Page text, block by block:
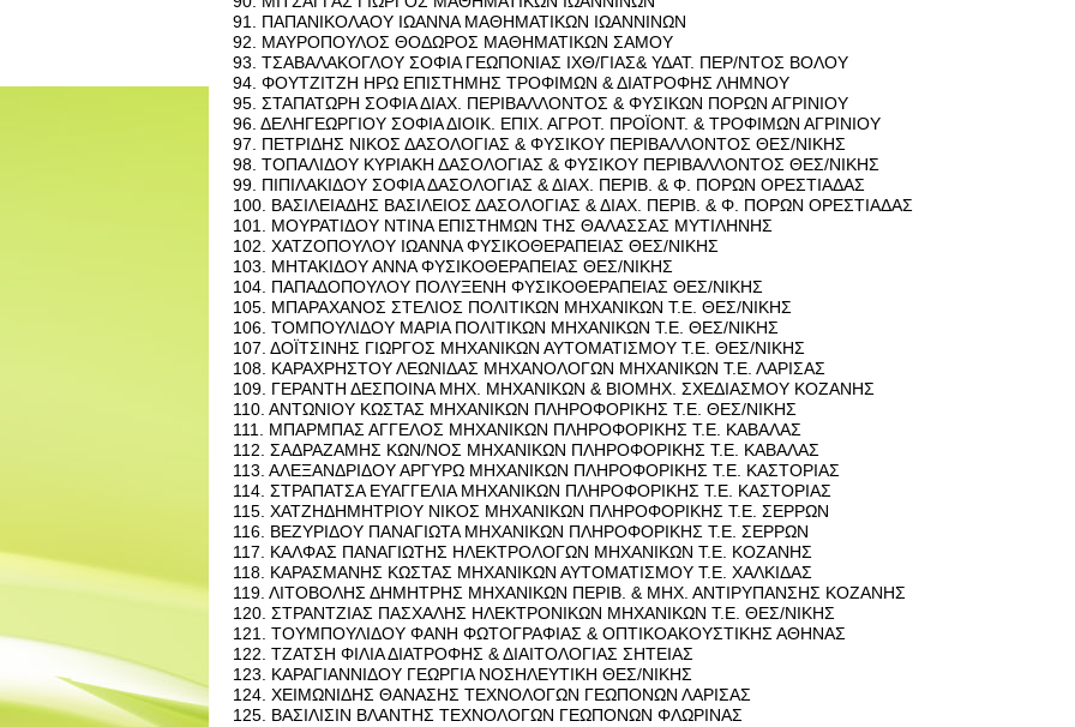
91. ΠΑ­ΠΑ­ΝΙ­ΚΟ­ΛΑ­ΟΥ ΙΩ­ΑΝ­ΝΑ ΜΑ­ΘΗ­ΜΑ­ΤΙ­ΚΩΝ ΙΩ­ΑΝ­ΝΙ­ΝΩΝ
92. ΜΑΥ­ΡΟ­ΠΟΥ­ΛΟΣ ΘΟ­ΔΩ­ΡΟΣ ΜΑ­ΘΗ­ΜΑ­ΤΙ­ΚΩΝ ΣΑΜΟΥ
93. ΤΣΑ­ΒΑ­ΛΑ­ΚΟ­ΓΛΟΥ ΣΟΦΙΑ ΓΕ­Ω­ΠΟ­ΝΙΑΣ ΙΧΘ/ΓΙΑΣ& ΥΔΑΤ. ΠΕΡ/ΝΤΟΣ ΒΟΛΟΥ
94. ΦΟΥ­ΤΖΙ­ΤΖΗ ΗΡΩ ΕΠΙ­ΣΤΗ­ΜΗΣ ΤΡΟ­ΦΙ­ΜΩΝ & ΔΙΑ­ΤΡΟ­ΦΗΣ ΛΗ­ΜΝΟΥ
95. ΣΤΑ­ΠΑ­ΤΩ­ΡΗ ΣΟΦΙΑ ΔΙΑΧ. ΠΕ­ΡΙ­ΒΑΛ­ΛΟ­ΝΤΟΣ & ΦΥ­ΣΙ­ΚΩΝ ΠΟΡΩΝ ΑΓΡΙ­ΝΙΟΥ
96. ΔΕ­ΛΗ­ΓΕ­ΩΡ­ΓΙΟΥ ΣΟΦΙΑ ΔΙΟΙΚ. ΕΠΙΧ. ΑΓΡΟΤ. ΠΡΟΪ­ΟΝΤ. & ΤΡΟ­ΦΙ­ΜΩΝ ΑΓΡΙ­ΝΙΟΥ
97. ΠΕ­ΤΡΙ­ΔΗΣ ΝΙΚΟΣ ΔΑ­ΣΟ­ΛΟ­ΓΙΑΣ & ΦΥ­ΣΙ­ΚΟΥ ΠΕ­ΡΙ­ΒΑΛ­ΛΟ­ΝΤΟΣ ΘΕΣ/ΝΙΚΗΣ
98. ΤΟ­ΠΑ­ΛΙ­ΔΟΥ ΚΥ­ΡΙΑ­ΚΗ ΔΑ­ΣΟ­ΛΟ­ΓΙΑΣ & ΦΥ­ΣΙ­ΚΟΥ ΠΕ­ΡΙ­ΒΑΛ­ΛΟ­ΝΤΟΣ ΘΕΣ/ΝΙΚΗΣ
99. ΠΙ­ΠΙ­ΛΑ­ΚΙ­ΔΟΥ ΣΟΦΙΑ ΔΑ­ΣΟ­ΛΟ­ΓΙΑΣ & ΔΙΑΧ. ΠΕΡΙΒ. & Φ. ΠΟΡΩΝ ΟΡΕ­ΣΤΙΑ­ΔΑΣ
100. ΒΑ­ΣΙ­ΛΕΙΑ­ΔΗΣ ΒΑ­ΣΙ­ΛΕΙΟΣ ΔΑ­ΣΟ­ΛΟ­ΓΙΑΣ & ΔΙΑΧ. ΠΕΡΙΒ. & Φ. ΠΟΡΩΝ ΟΡΕ­ΣΤΙΑ­ΔΑΣ
101. ΜΟΥ­ΡΑ­ΤΙ­ΔΟΥ ΝΤΙΝΑ ΕΠΙ­ΣΤΗ­ΜΩΝ ΤΗΣ ΘΑ­ΛΑΣ­ΣΑΣ ΜΥ­ΤΙ­ΛΗ­ΝΗΣ
102. ΧΑ­ΤΖΟ­ΠΟΥ­ΛΟΥ ΙΩ­ΑΝ­ΝΑ ΦΥ­ΣΙ­ΚΟ­ΘΕ­ΡΑ­ΠΕΙΑΣ ΘΕΣ/ΝΙΚΗΣ
103. ΜΗ­ΤΑ­ΚΙ­ΔΟΥ ΑΝΝΑ ΦΥ­ΣΙ­ΚΟ­ΘΕ­ΡΑ­ΠΕΙΑΣ ΘΕΣ/ΝΙΚΗΣ
104. ΠΑ­ΠΑ­ΔΟ­ΠΟΥ­ΛΟΥ ΠΟ­ΛΥ­ΞΕ­ΝΗ ΦΥ­ΣΙ­ΚΟ­ΘΕ­ΡΑ­ΠΕΙΑΣ ΘΕΣ/ΝΙΚΗΣ
105. ΜΠΑ­ΡΑ­ΧΑ­ΝΟΣ ΣΤΕ­ΛΙΟΣ ΠΟ­ΛΙ­ΤΙ­ΚΩΝ ΜΗ­ΧΑ­ΝΙ­ΚΩΝ Τ.Ε. ΘΕΣ/ΝΙΚΗΣ
106. ΤΟ­ΜΠΟΥ­ΛΙ­ΔΟΥ ΜΑΡΙΑ ΠΟ­ΛΙ­ΤΙ­ΚΩΝ ΜΗ­ΧΑ­ΝΙ­ΚΩΝ Τ.Ε. ΘΕΣ/ΝΙΚΗΣ
107. ΔΟΪ­ΤΣΙ­ΝΗΣ ΓΙΩΡ­ΓΟΣ ΜΗ­ΧΑ­ΝΙ­ΚΩΝ ΑΥ­ΤΟ­ΜΑ­ΤΙ­ΣΜΟΥ Τ.Ε. ΘΕΣ/ΝΙΚΗΣ
108. ΚΑ­ΡΑ­ΧΡΗ­ΣΤΟΥ ΛΕ­Ω­ΝΙ­ΔΑΣ ΜΗ­ΧΑ­ΝΟ­ΛΟ­ΓΩΝ ΜΗ­ΧΑ­ΝΙ­ΚΩΝ Τ.Ε. ΛΑ­ΡΙ­ΣΑΣ
109. ΓΕ­ΡΑ­ΝΤΗ ΔΕ­ΣΠΟΙ­ΝΑ ΜΗΧ. ΜΗ­ΧΑ­ΝΙ­ΚΩΝ & ΒΙΟ­ΜΗΧ. ΣΧΕ­ΔΙΑ­ΣΜΟΥ ΚΟ­ΖΑ­ΝΗΣ
110. ΑΝΤΩ­ΝΙΟΥ ΚΩ­ΣΤΑΣ ΜΗ­ΧΑ­ΝΙ­ΚΩΝ ΠΛΗ­ΡΟ­ΦΟ­ΡΙ­ΚΗΣ Τ.Ε. ΘΕΣ/ΝΙΚΗΣ
111. ΜΠΑΡ­ΜΠΑΣ ΑΓ­ΓΕ­ΛΟΣ ΜΗ­ΧΑ­ΝΙ­ΚΩΝ ΠΛΗ­ΡΟ­ΦΟ­ΡΙ­ΚΗΣ Τ.Ε. ΚΑ­ΒΑ­ΛΑΣ
112. ΣΑ­ΔΡΑ­ΖΑ­ΜΗΣ ΚΩΝ/ΝΟΣ ΜΗ­ΧΑ­ΝΙ­ΚΩΝ ΠΛΗ­ΡΟ­ΦΟ­ΡΙ­ΚΗΣ Τ.Ε. ΚΑ­ΒΑ­ΛΑΣ
113. ΑΛΕ­ΞΑΝ­ΔΡΙ­ΔΟΥ ΑΡ­ΓΥ­ΡΩ ΜΗ­ΧΑ­ΝΙ­ΚΩΝ ΠΛΗ­ΡΟ­ΦΟ­ΡΙ­ΚΗΣ Τ.Ε. ΚΑ­ΣΤΟ­ΡΙΑΣ
114. ΣΤΡΑ­ΠΑ­ΤΣΑ ΕΥΑΓ­ΓΕ­ΛΙΑ ΜΗ­ΧΑ­ΝΙ­ΚΩΝ ΠΛΗ­ΡΟ­ΦΟ­ΡΙ­ΚΗΣ Τ.Ε. ΚΑ­ΣΤΟ­ΡΙΑΣ
115. ΧΑ­ΤΖΗ­ΔΗ­ΜΗ­ΤΡΙΟΥ ΝΙΚΟΣ ΜΗ­ΧΑ­ΝΙ­ΚΩΝ ΠΛΗ­ΡΟ­ΦΟ­ΡΙ­ΚΗΣ Τ.Ε. ΣΕΡ­ΡΩΝ
116. ΒΕ­ΖΥ­ΡΙ­ΔΟΥ ΠΑ­ΝΑ­ΓΙΩ­ΤΑ ΜΗ­ΧΑ­ΝΙ­ΚΩΝ ΠΛΗ­ΡΟ­ΦΟ­ΡΙ­ΚΗΣ Τ.Ε. ΣΕΡ­ΡΩΝ
117. ΚΑΛ­ΦΑΣ ΠΑ­ΝΑ­ΓΙΩ­ΤΗΣ ΗΛΕ­ΚΤΡΟ­ΛΟ­ΓΩΝ ΜΗ­ΧΑ­ΝΙ­ΚΩΝ Τ.Ε. ΚΟ­ΖΑ­ΝΗΣ
118. ΚΑ­ΡΑ­ΣΜΑ­ΝΗΣ ΚΩ­ΣΤΑΣ ΜΗ­ΧΑ­ΝΙ­ΚΩΝ ΑΥ­ΤΟ­ΜΑ­ΤΙ­ΣΜΟΥ Τ.Ε. ΧΑΛ­ΚΙ­ΔΑΣ
119. ΛΙ­ΤΟ­ΒΟ­ΛΗΣ ΔΗ­ΜΗ­ΤΡΗΣ ΜΗ­ΧΑ­ΝΙ­ΚΩΝ ΠΕΡΙΒ. & ΜΗΧ. ΑΝΤΙ­ΡΥ­ΠΑΝ­ΣΗΣ ΚΟ­ΖΑ­ΝΗΣ
120. ΣΤΡΑΝ­ΤΖΙΑΣ ΠΑ­ΣΧΑ­ΛΗΣ ΗΛΕ­ΚΤΡΟ­ΝΙ­ΚΩΝ ΜΗ­ΧΑ­ΝΙ­ΚΩΝ Τ.Ε. ΘΕΣ/ΝΙΚΗΣ
121. ΤΟΥ­ΜΠΟΥ­ΛΙ­ΔΟΥ ΦΑΝΗ ΦΩ­ΤΟ­ΓΡΑ­ΦΙΑΣ & ΟΠΤΙ­ΚΟ­Α­ΚΟΥ­ΣΤΙ­ΚΗΣ ΑΘΗ­ΝΑΣ
122. ΤΖΑ­ΤΣΗ ΦΙΛΙΑ ΔΙΑ­ΤΡΟ­ΦΗΣ & ΔΙΑΙ­ΤΟ­ΛΟ­ΓΙΑΣ ΣΗ­ΤΕΙΑΣ
123. ΚΑ­ΡΑ­ΓΙΑΝ­ΝΙ­ΔΟΥ ΓΕ­ΩΡ­ΓΙΑ ΝΟ­ΣΗ­ΛΕΥ­ΤΙ­ΚΗ ΘΕΣ/ΝΙΚΗΣ
124. ΧΕΙ­ΜΩ­ΝΙ­ΔΗΣ ΘΑ­ΝΑ­ΣΗΣ ΤΕ­ΧΝΟ­ΛΟ­ΓΩΝ ΓΕ­Ω­ΠΟ­ΝΩΝ ΛΑ­ΡΙ­ΣΑΣ
125. ΒΑ­ΣΙ­ΛΙ­ΣΙΝ ΒΛΑ­ΝΤΗΣ ΤΕ­ΧΝΟ­ΛΟ­ΓΩΝ ΓΕ­Ω­ΠΟ­ΝΩΝ ΦΛΩ­ΡΙ­ΝΑΣ